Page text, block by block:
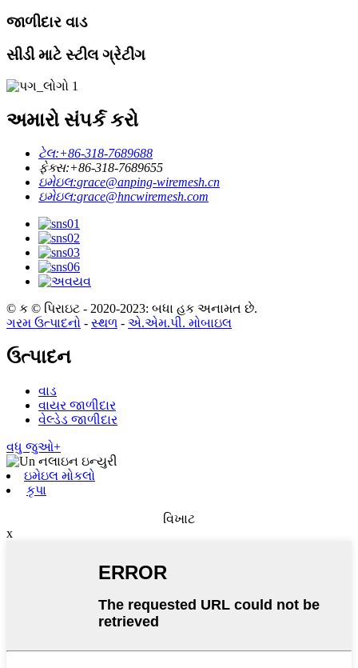
જાળીદાર વાડ
સીડી માટે સ્ટીલ ગ્રેટીંગ
અમારો સંપર્ક કરો
ટેલ:+86-318-7689688
ફેક્સ:+86-318-7689655
ઇમેઇલ:grace@anping-wiremesh.cn
ઇમેઇલ:grace@hncwiremesh.com
© ક © પિરાઇટ - 2020-2023: બધા હક અનામત છે.
ગરમ ઉત્પાદનો - સ્થળ - એ.એમ.પી. મોબાઇલ
ઉત્પાદન
વાડ
વાયર જાળીદાર
વેલ્ડેડ જાળીદાર
વધુ જુઓ+
ઇમેઇલ મોકલો
કૃપા
વિખાટ
x